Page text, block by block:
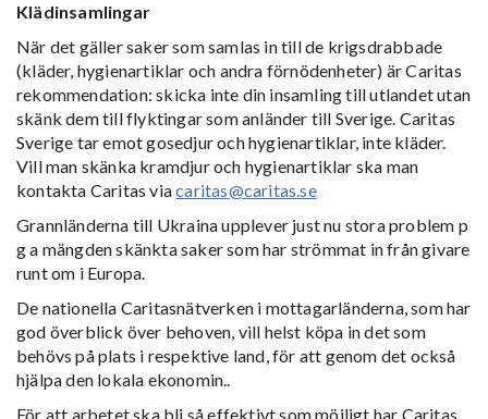
Klädinsamlingar
När det gäller saker som samlas in till de krigsdrabbade
(kläder, hygienartiklar och andra förnödenheter) är Caritas
rekommendation: skicka inte din insamling till utlandet utan
skänk dem till flyktingar som anländer till Sverige. Caritas
Sverige tar emot gosedjur och hygienartiklar, inte kläder.
Vill man skänka kramdjur och hygienartiklar ska man
kontakta Caritas viacaritas@caritas.se
Grannländerna till Ukraina upplever just nu stora problem p
g a mängden skänkta saker som har strömmat in från givare
runt om i Europa.
De nationella Caritasnätverken i mottagarländerna, som har
god överblick över behoven, vill helst köpa in det som
behövs på plats i respektive land, för att genom det också
hjälpa den lokala ekonomin..
För att arbetet ska bli så effektivt som möjligt har Caritas